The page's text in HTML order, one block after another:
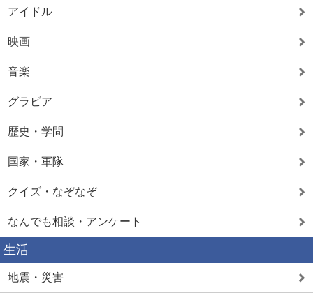
アイドル
映画
音楽
グラビア
歴史・学問
国家・軍隊
クイズ・なぞなぞ
なんでも相談・アンケート
生活
地震・災害